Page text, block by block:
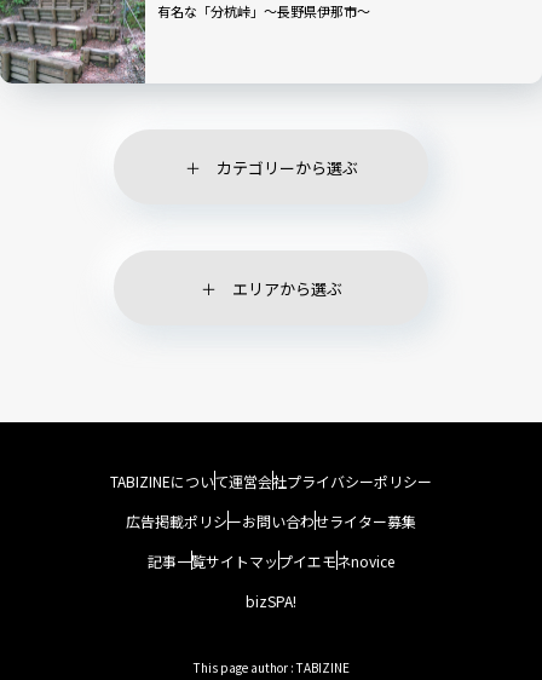
有名な「分杭峠」〜長野県伊那市〜
カテゴリーから選ぶ
エリアから選ぶ
TABIZINEについて運営会社プライバシーポリシー
広告掲載ポリシーお問い合わせライター募集
記事一覧サイトマップイエモネnovice
bizSPA!
This page author : TABIZINE